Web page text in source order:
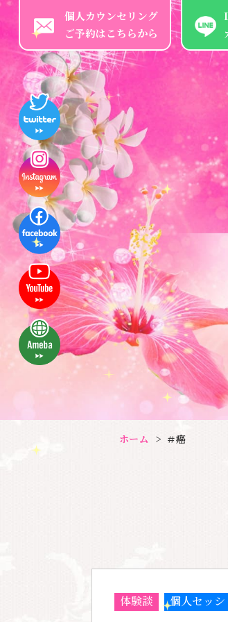
個人カウンセリング
ご予約はこちらから
ホーム ＃癌
体験談 個人セッシ